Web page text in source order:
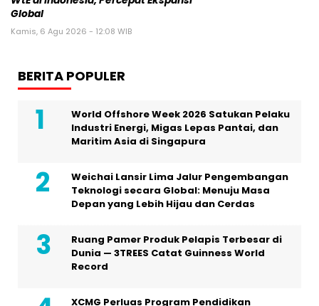
Global
Kamis, 6 Agu 2026 - 12:08 WIB
BERITA POPULER
World Offshore Week 2026 Satukan Pelaku
Industri Energi, Migas Lepas Pantai, dan
Maritim Asia di Singapura
Weichai Lansir Lima Jalur Pengembangan
Teknologi secara Global: Menuju Masa
Depan yang Lebih Hijau dan Cerdas
Ruang Pamer Produk Pelapis Terbesar di
Dunia — 3TREES Catat Guinness World
Record
XCMG Perluas Program Pendidikan